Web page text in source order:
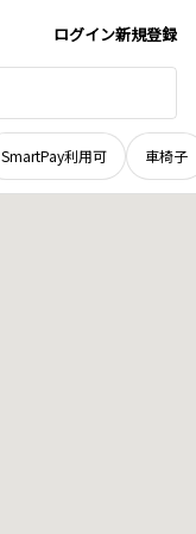
ログイン新規登録
SmartPay利用可 車椅子